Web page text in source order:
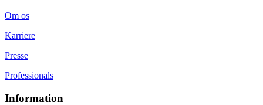
Om os
Karriere
Presse
Professionals
Information